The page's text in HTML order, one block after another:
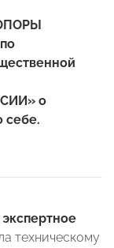
о
себе.
техническому